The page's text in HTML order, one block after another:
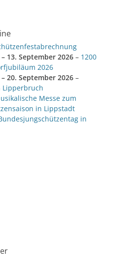
– 13. September 2026 – 1200
2026
– 20. September 2026 –
Lipperbruch
Messe zum
in Lippstadt
in